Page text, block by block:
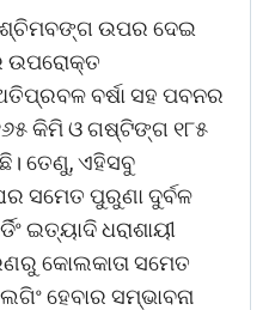
ଉପର ଦେଇ
ଉପରୋକ୍ତ
ବର୍ଷା ସହ ପବନର
କିମି ଓ ଗଷ୍ଟିଙ୍ଗ ୧୮୫
ତେଣୁ, ଏହିସବୁ
ସମେତ ପୁରୁଣା ଦୁର୍ବଳ
ଇତ୍ୟାଦି ଧରାଶାୟୀ
କୋଲକାତା ସମେତ
ହେବାର ସମ୍ଭାବନା